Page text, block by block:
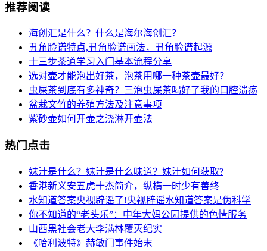
推荐阅读
海创汇是什么？什么是海尔海创汇？
丑角脸谱特点,丑角脸谱画法，丑角脸谱起源
十三步茶道学习入门基本流程分享
选对壶才能泡出好茶，泡茶用哪一种茶壶最好？
虫屎茶到底有多神奇？三泡虫屎茶喝好了我的口腔溃疡
盆栽文竹的养殖方法及注意事项
紫砂壶如何开壶之浇淋开壶法
热门点击
妹汁是什么？妹汁是什么味道？妹汁如何获取?
香港新义安五虎十杰简介，纵横一时少有善终
水知道答案央视辟谣了!央视辟谣水知道答案是伪科学
你不知道的“老头乐”：中年大妈公园提供的色情服务
山西黑社会老大李满林覆灭纪实
《哈利波特》赫敏门事件始末